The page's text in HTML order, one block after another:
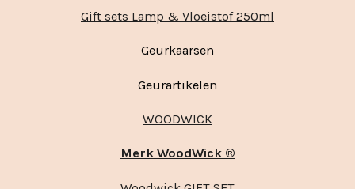
Gift sets Lamp & Vloeistof 250ml
Geurkaarsen
Geurartikelen
WOODWICK
Merk WoodWick ®